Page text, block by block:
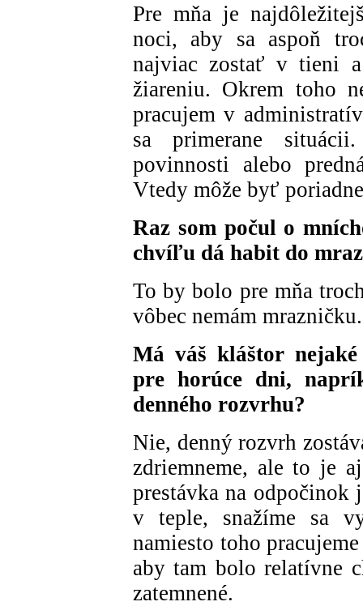
Pre mňa je
noci, aby sa aspoň
najviac zostať v tieni a
žiareniu. Okrem toho
pracujem v
sa primerane
povinnosti alebo
Vtedy môže byť
Raz som počul o
chvíľu dá habit do
To by bolo pre mňa
vôbec nemám
Má váš kláštor
pre horúce dni,
denného rozvrhu?
Nie, denný rozvrh
zdriemneme, ale to je
prestávka na odpočinok
v teple, snažíme sa
namiesto toho
aby tam bolo relatívne
zatemnené.